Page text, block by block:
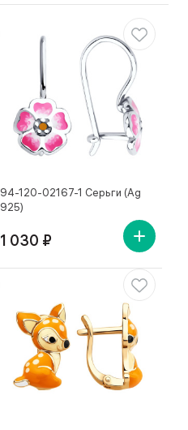
94-120-02167-1 Серьги (Ag
925)
1 030 ₽